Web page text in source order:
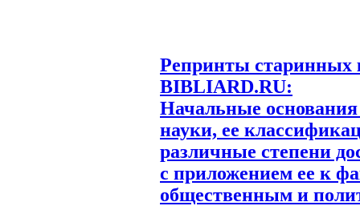
Репринты старинных
BIBLIARD.RU:
Начальные
науки, ее
различные степени
с приложением ее к
общественным и